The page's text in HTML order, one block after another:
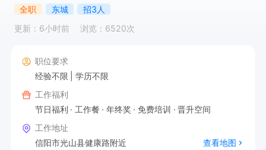
全职 东城
招3人
更新：6小时前
浏览：6520次
职位要求
经验不限
学历不限
工作福利
节日福利
工作餐 年终奖 免费培训
晋升空间
工作地址
信阳市光山县健康路附近
查看地图